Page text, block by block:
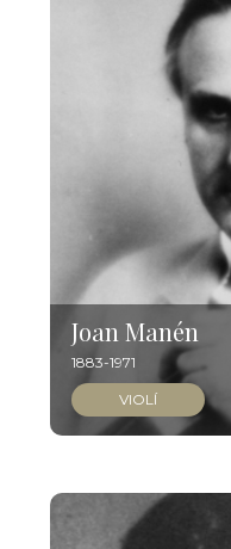
Joan Manén
1883-1971
VIOLÍ